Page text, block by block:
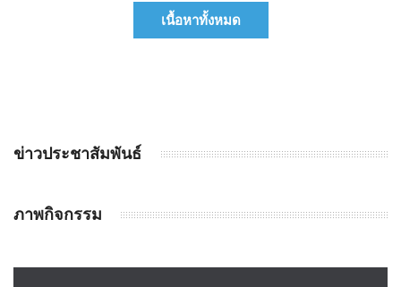
เนื้อหาทั้งหมด
ข่าวประชาสัมพันธ์
ภาพกิจกรรม